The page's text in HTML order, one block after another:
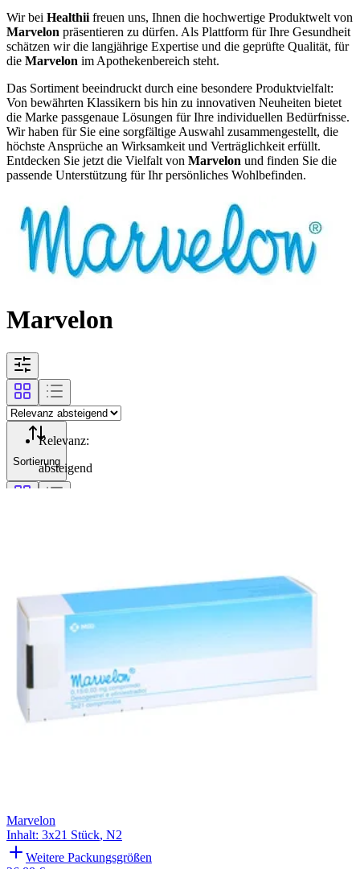
Wir bei Healthii freuen uns, Ihnen die hochwertige Produktwelt von
Marvelon präsentieren zu dürfen. Als Plattform für Ihre Gesundheit
schätzen wir die langjährige Expertise und die geprüfte Qualität, für
die Marvelon im Apothekenbereich steht.
Das Sortiment beeindruckt durch eine besondere Produktvielfalt:
Von bewährten Klassikern bis hin zu innovativen Neuheiten bietet
die Marke passgenaue Lösungen für Ihre individuellen Bedürfnisse.
Wir haben für Sie eine sorgfältige Auswahl zusammengestellt, die
höchste Ansprüche an Wirksamkeit und Verträglichkeit erfüllt.
Entdecken Sie jetzt die Vielfalt von Marvelon und finden Sie die
passende Unterstützung für Ihr persönliches Wohlbefinden.
Marvelon
Sortierung
Relevanz:
absteigend
Marvelon
Inhalt: 3x21 Stück, N2
Weitere Packungsgrößen